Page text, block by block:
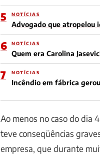
5 NOTÍCIAS
Advogado que atropelou
6 NOTÍCIAS
Quem era Carolina
7 NOTÍCIAS
Incêndio em fábrica
Ao menos no caso do dia
teve conseqüências
empresa, que durante